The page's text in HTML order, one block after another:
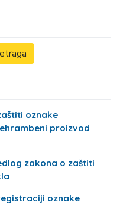
oznake
proizvod
zakona o zaštiti
oznake